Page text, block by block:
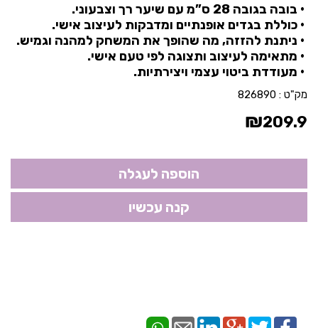
• בובה בגובה 28 ס”מ עם שיער רך וצבעוני.
• כוללת בגדים אופנתיים ומדבקות לעיצוב אישי.
• ניתנת להזזה, מה שהופך את המשחק למהנה וגמיש.
• מתאימה לעיצוב ותצוגה לפי טעם אישי.
• מעודדת ביטוי עצמי ויצירתיות.
מק"ט : 826890
₪209.9